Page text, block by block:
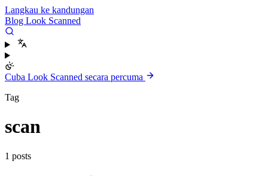
Langkau ke kandungan
Blog Look Scanned
Cuba Look Scanned secara percuma
Tag
scan
1 posts